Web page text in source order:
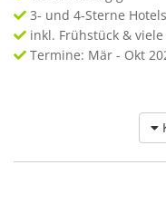
3- und 4-Sterne Hotels
inkl. Frühstück & viele
Termine: Mär - Okt